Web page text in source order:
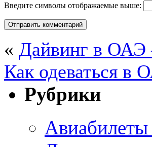
Введите символы отображаемые выше:
« Дайвинг в ОАЭ
Как одеваться в
Рубрики